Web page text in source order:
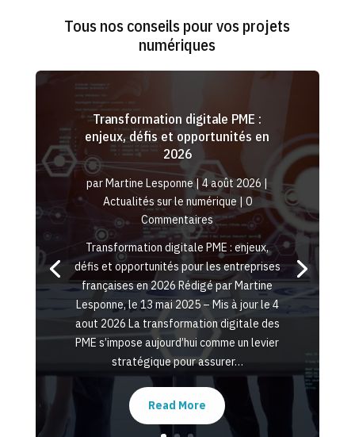
Tous nos conseils pour vos projets
numériques
Transformation digitale PME :
enjeux, défis et opportunités en
2026
parMartine Lesponne|4 août 2026 |
Actualités sur le numérique | 0
Commentaires
Transformation digitale PME : enjeux,
défis et opportunités pour les entreprises
françaises en 2026 Rédigé par Martine
Lesponne, le 13 mai 2025 – Mis à jour le 4
aout 2026 La transformation digitale des
PME s’impose aujourd’hui comme un levier
stratégique pour assurer…
Read More